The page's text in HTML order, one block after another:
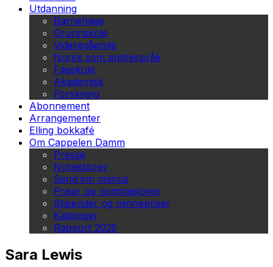
Utdanning
Barnehage
Grunnskole
Videregående
Norsk som andrespråk
Fagskole
Akademisk
Forskning
Abonnement
Arrangementer
Elling bokkafé
Om Cappelen Damm
Presse
Nyhetsbrev
Send inn manus
Priser og nominasjoner
Stipender og minnepriser
Kataloger
Rapport 2025
Sara Lewis